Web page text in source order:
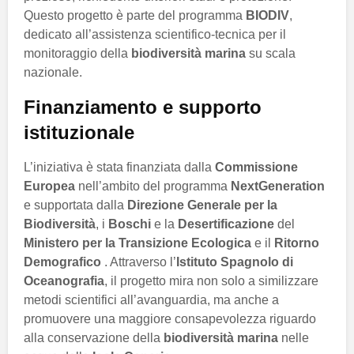
Questo progetto è parte del programma BIODIV,
dedicato all’assistenza scientifico-tecnica per il
monitoraggio della biodiversità marina su scala
nazionale.
Finanziamento e supporto
istituzionale
L’iniziativa è stata finanziata dalla Commissione
Europea nell’ambito del programma NextGeneration
e supportata dalla Direzione Generale per la
Biodiversità, i Boschi e la Desertificazione del
Ministero per la Transizione Ecologica e il
Ritorno
Demografico . Attraverso l’ Istituto Spagnolo di
Oceanografia, il progetto mira non solo a similizzare
metodi scientifici all’avanguardia, ma anche a
promuovere una maggiore consapevolezza riguardo
alla conservazione della biodiversità marina nelle